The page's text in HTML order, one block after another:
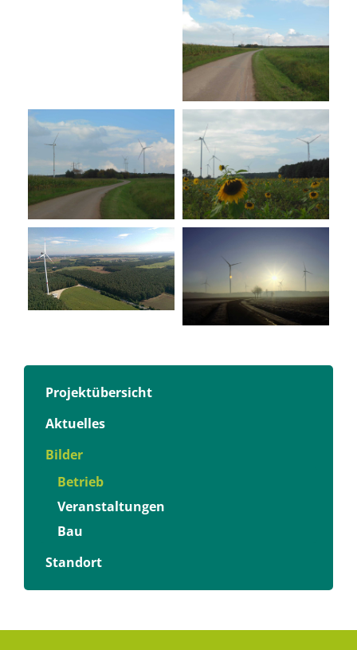
Projektübersicht
Aktuelles
Bilder
Betrieb
Veranstaltungen
Bau
Standort